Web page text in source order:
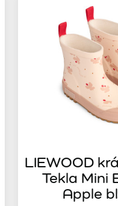
LIEWOOD
Tekla Mini
Apple